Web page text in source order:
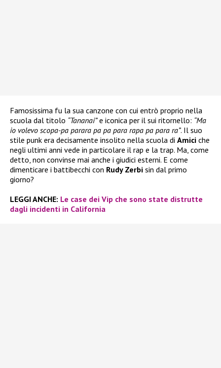
Famosissima fu la sua canzone con cui entrò proprio nella
scuola dal titolo “Tananai”e iconica per il sui ritornello: “Ma
io volevo scopa-pa parara pa pa para rapa pa para ra”. Il suo
stile punk era decisamente insolito nella scuola di Amici che
negli ultimi anni vede in particolare il rap e la trap. Ma, come
detto, non convinse mai anche i giudici esterni. E come
dimenticare i battibecchi con Rudy Zerbi sin dal primo
giorno?
LEGGI ANCHE: Le case dei Vip che sono state distrutte
dagli incidenti in California